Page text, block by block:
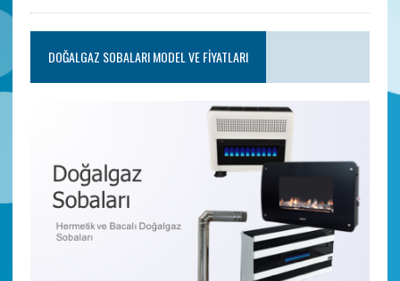
DOĞALGAZ SOBALARI MODEL VE FIYATLARI